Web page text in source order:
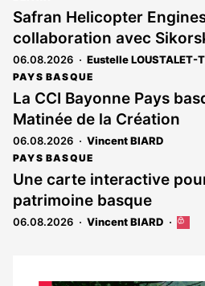
Safran Helicopter
collaboration avec
06.08.2026 Eustelle LOUSTALET-
PAYS BASQUE
La CCI Bayonne Pays
Matinée de la Création
06.08.2026 Vincent BIARD
PAYS BASQUE
Une carte interactive
patrimoine basque
06.08.2026 Vincent BIARD
Cet